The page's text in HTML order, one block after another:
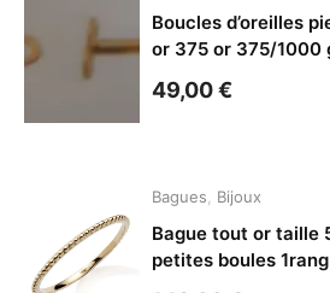
Boucles d’oreilles
or 375 or 375/1000
49,00€
Bagues Bijoux
Bague tout or taille
petites boules